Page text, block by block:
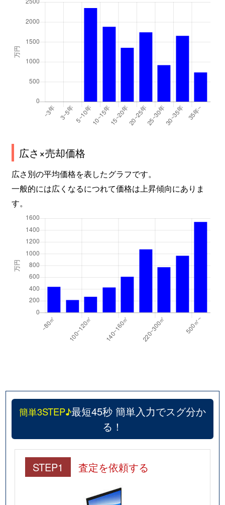
広さ×売却価格
広さ別の平均価格を表したグラフです。
一般的には広くなるにつれて価格は上昇傾向にありま
す。
簡単3STEP♪最短45秒 簡単入力でスグ分か
る！
STEP1 査定を依頼する